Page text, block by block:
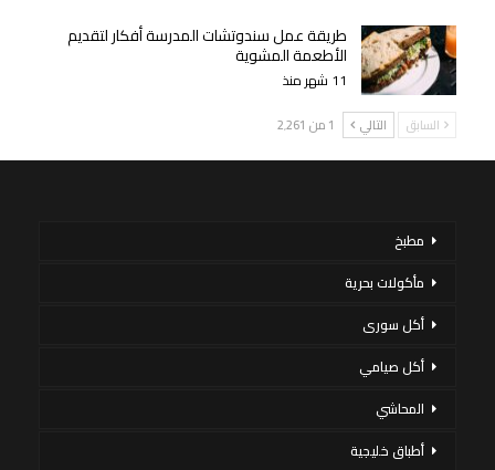
طريقة عمل سندوتشات المدرسة أفكار لتقديم
الأطعمة المشوية
11 شهر منذ
السابق التالي 1 من 2٬261
مطبخ
مأكولات بحرية
أكل سورى
أكل صيامي
المحاشي
أطباق خليجية